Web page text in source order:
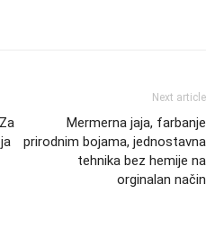
Next article
Mermerna jaja, farbanje
prirodnim bojama, jednostavna
tehnika bez hemije na
orginalan način